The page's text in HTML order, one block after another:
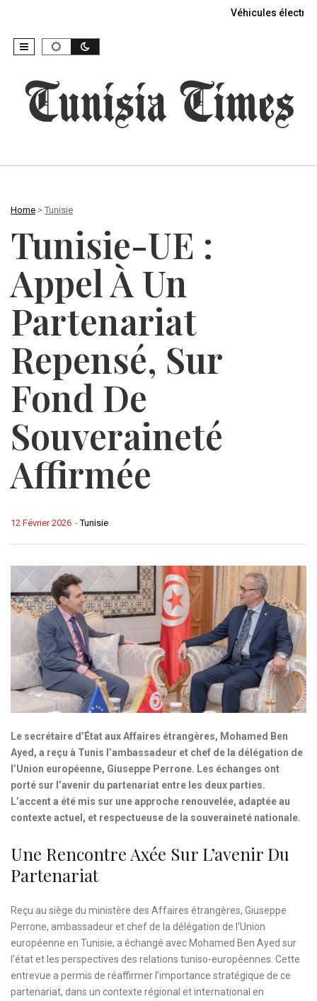
Véhicules
Home > Tunisie
Tunisie-UE :
Appel À Un
Partenariat
Repensé, Sur
Fond De
Souveraineté
Affirmée
-Tunisie
12 Février 2026
Le secrétaire d’État aux Affaires étrangères, Mohamed Ben
Ayed, a reçu à Tunis l’ambassadeur et chef de la délégation de
l’Union européenne, Giuseppe Perrone. Les échanges ont
porté sur l’avenir du partenariat entre les deux parties.
L’accent a été mis sur une approche renouvelée, adaptée au
contexte actuel, et respectueuse de la souveraineté nationale.
Une Rencontre Axée Sur L’avenir Du
Partenariat
Reçu au siège du ministère des Affaires étrangères, Giuseppe
Perrone, ambassadeur et chef de la délégation de l’Union
européenne en Tunisie, a échangé avec Mohamed Ben Ayed sur
l’état et les perspectives des relations tuniso-européennes. Cette
entrevue a permis de réaffirmer l’importance stratégique de ce
partenariat, dans un contexte régional et international en